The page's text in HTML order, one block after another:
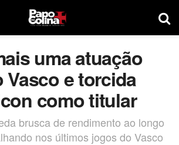
uma atuação
Vasco e torcida
como titular
brusca de rendimento ao longo
nos últimos jogos do Vasco